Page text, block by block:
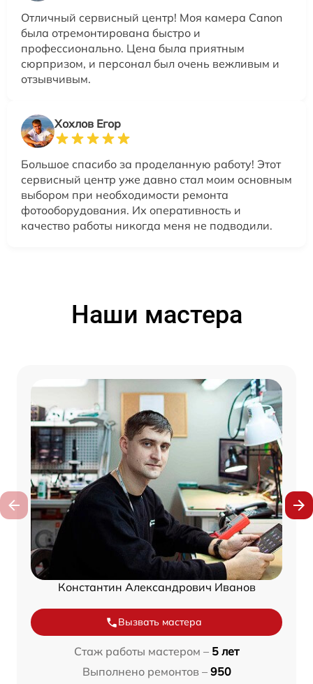
Отличный сервисный центр! Моя камера Canon
была отремонтирована быстро и
профессионально. Цена была приятным
сюрпризом, и персонал был очень вежливым и
отзывчивым.
Хохлов Егор
Большое спасибо за проделанную работу! Этот
сервисный центр уже давно стал моим основным
выбором при необходимости ремонта
фотооборудования. Их оперативность и
качество работы никогда меня не подводили.
Наши мастера
Константин Александрович Иванов
Вызвать мастера
Стаж работы мастером – 5 лет
Выполнено ремонтов – 950